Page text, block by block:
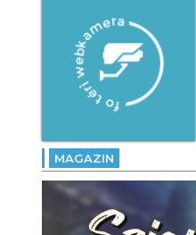
MAGAZIN